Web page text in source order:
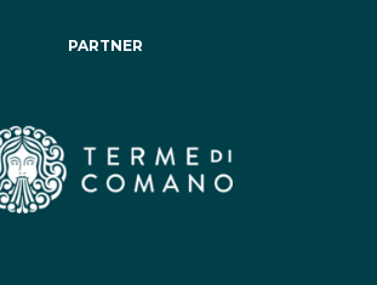
PARTNER